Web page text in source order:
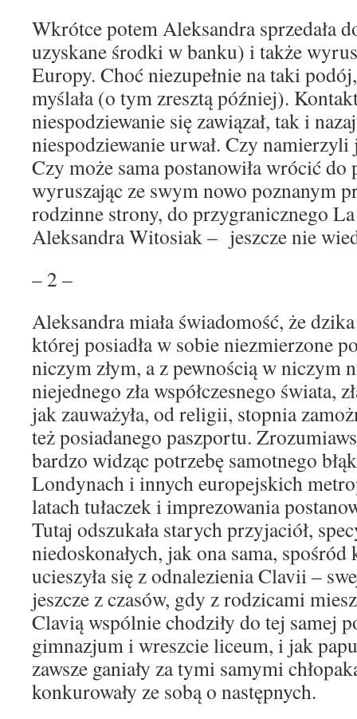
Wkrótce potem Aleksandra sprzedała
uzyskane środki w banku) i także
Europy. Choć niezupełnie na taki
myślała (o tym zresztą później).
niespodziewanie się zawiązał, tak i
niespodziewanie urwał. Czy
Czy może sama postanowiła wrócić
wyruszając ze swym nowo poznanym
rodzinne strony, do przygranicznego
Aleksandra Witosiak – jeszcze nie
– 2 –
Aleksandra miała świadomość, że
której posiadła w sobie niezmierzone
niczym złym, a z pewnością w niczym
niejednego zła współczesnego świata,
jak zauważyła, od religii, stopnia
też posiadanego paszportu.
bardzo widząc potrzebę samotnego
Londynach i innych europejskich
latach tułaczek i imprezowania
Tutaj odszukała starych przyjaciół,
niedoskonałych, jak ona sama,
ucieszyła się z odnalezienia Clavii –
jeszcze z czasów, gdy z rodzicami
Clavią wspólnie chodziły do tej samej
gimnazjum i wreszcie liceum, i jak
zawsze ganiały za tymi samymi
konkurowały ze sobą o następnych.